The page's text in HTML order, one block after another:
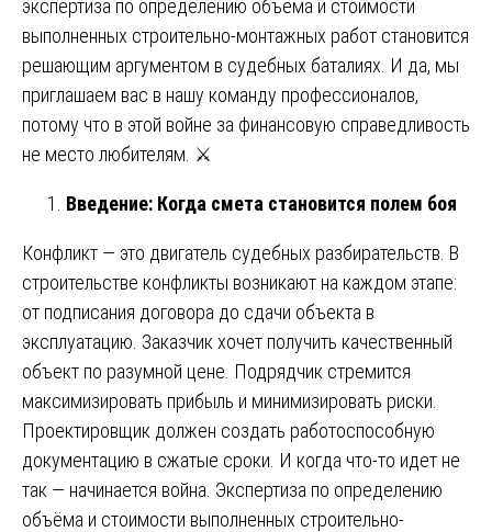
экспертиза по определению объёма и стоимости
выполненных строительно-монтажных работ становится
решающим аргументом в судебных баталиях. И да, мы
приглашаем вас в нашу команду профессионалов,
потому что в этой войне за финансовую справедливость
не место любителям. ⚔️
Введение: Когда смета становится полем боя
Конфликт — это двигатель судебных разбирательств. В
строительстве конфликты возникают на каждом этапе:
от подписания договора до сдачи объекта в
эксплуатацию. Заказчик хочет получить качественный
объект по разумной цене. Подрядчик стремится
максимизировать прибыль и минимизировать риски.
Проектировщик должен создать работоспособную
документацию в сжатые сроки. И когда что-то идет не
так — начинается война. Экспертиза по определению
объёма и стоимости выполненных строительно-